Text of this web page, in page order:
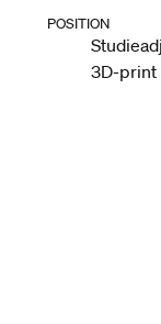
POSITION
3D-print